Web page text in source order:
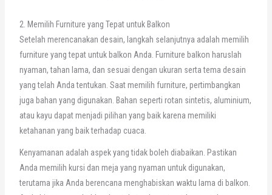
2. Memilih Furniture yang Tepat untuk Balkon
Setelah merencanakan desain, langkah selanjutnya adalah memilih
furniture yang tepat untuk balkon Anda. Furniture balkon haruslah
nyaman, tahan lama, dan sesuai dengan ukuran serta tema desain
yang telah Anda tentukan. Saat memilih furniture, pertimbangkan
juga bahan yang digunakan. Bahan seperti rotan sintetis, aluminium,
atau kayu dapat menjadi pilihan yang baik karena memiliki
ketahanan yang baik terhadap cuaca.
Kenyamanan adalah aspek yang tidak boleh diabaikan. Pastikan
Anda memilih kursi dan meja yang nyaman untuk digunakan,
terutama jika Anda berencana menghabiskan waktu lama di balkon.